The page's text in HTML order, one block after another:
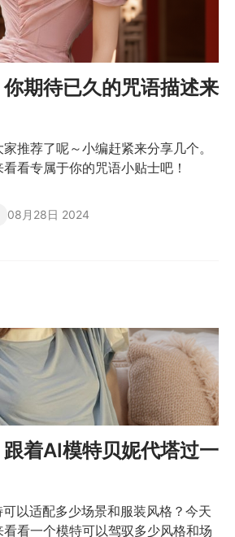
期待已久的咒语描述来
推荐了呢～小编赶紧来分享几个。
看专属于你的咒语小贴士吧！
08月28日 2024
着AI模特贝妮代塔过一
以适配多少场景和服装风格？今天
看一个模特可以驾驭多少风格和场